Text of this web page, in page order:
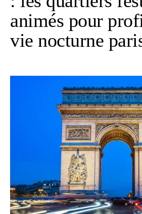
animés pour
vie nocturne